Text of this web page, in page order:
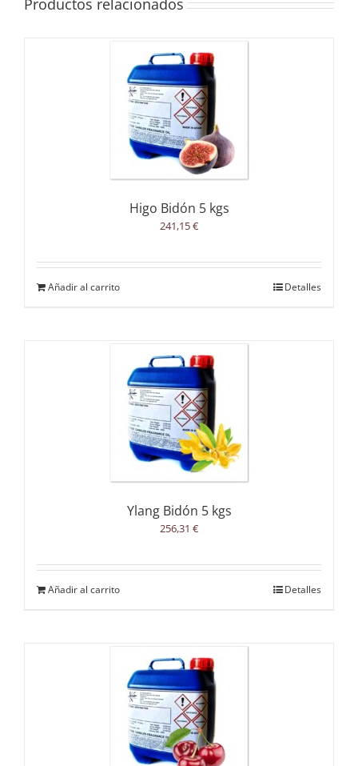
Productos relacionados
Higo Bidón 5 kgs
241,15€
Añadir al carrito Detalles
Ylang Bidón 5 kgs
256,31 €
Añadir al carrito Detalles